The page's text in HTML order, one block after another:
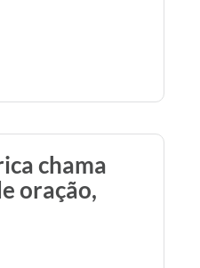
chama
oração,